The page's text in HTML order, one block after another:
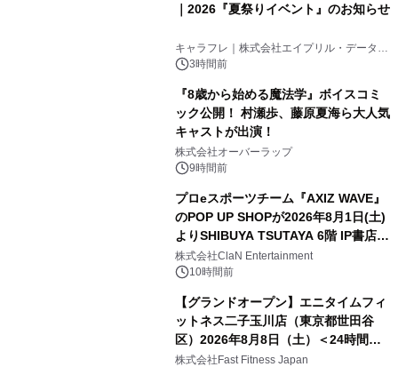
｜2026『夏祭りイベント』のお知らせ
キャラフレ｜株式会社エイプリル・データ・
デザインズ
3時間前
『8歳から始める魔法学』ボイスコミ
ック公開！ 村瀬歩、藤原夏海ら大人気
キャストが出演！
株式会社オーバーラップ
9時間前
プロeスポーツチーム『AXIZ WAVE』
のPOP UP SHOPが2026年8月1日(土)
よりSHIBUYA TSUTAYA 6階 IP書店で
開催決定！！
株式会社ClaN Entertainment
10時間前
【グランドオープン】エニタイムフィ
ットネス二子玉川店（東京都世田谷
区）2026年8月8日（土）＜24時間年
中無休のフィットネスジム＞
株式会社Fast Fitness Japan